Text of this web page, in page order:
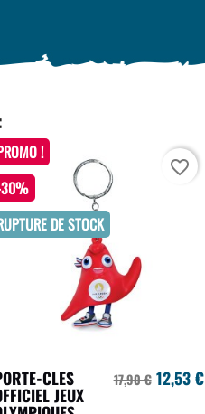
CLES
JEUX
17,90 € 12,53 €
!
DE STOCK
favorite_border